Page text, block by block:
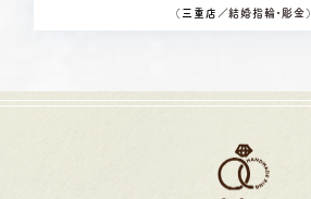
（ 三重店 ／結婚指輪・彫金）